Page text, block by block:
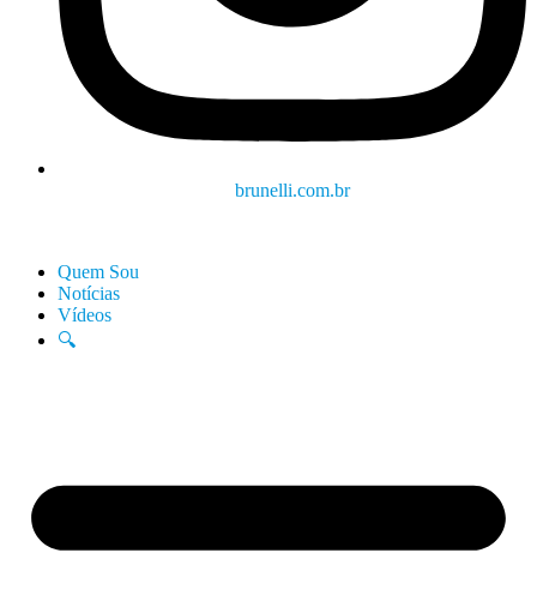
brunelli.com.br
Quem Sou
Notícias
Vídeos
🔍